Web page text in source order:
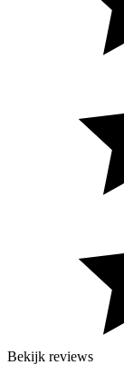
Bekijk reviews